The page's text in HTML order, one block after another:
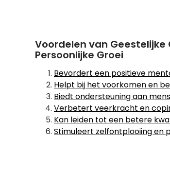
Voordelen van Geestelijke
Persoonlijke Groei
Bevordert een positieve
Helpt bij het voorkomen en
Biedt ondersteuning aan
Verbetert veerkracht en
Kan leiden tot een betere
Stimuleert zelfontplooiing en